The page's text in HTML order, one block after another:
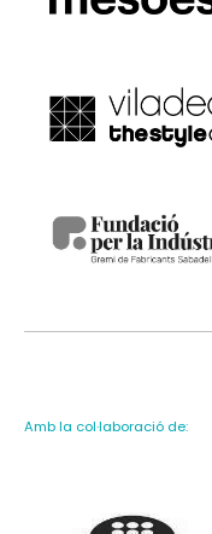
Amb la col·laboració de: